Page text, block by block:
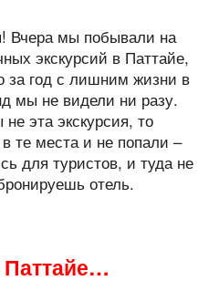
Вчера мы побывали на
экскурсий в Паттайе,
за год с лишним жизни в
мы не видели ни разу.
эта экскурсия, то
те места и не попали –
для туристов, и туда не
отель.